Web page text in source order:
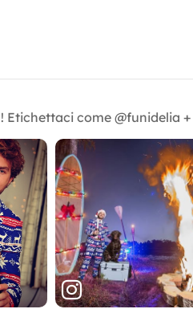
! Etichettaci come @funidelia +